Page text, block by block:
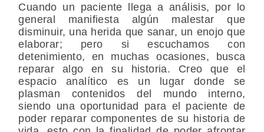
Cuando un paciente llega a análisis, por lo
general manifiesta algún malestar que
disminuir, una herida que sanar, un enojo que
elaborar; pero si escuchamos con
detenimiento, en muchas ocasiones, busca
reparar algo en su historia. Creo que el
espacio analítico es un lugar donde se
plasman contenidos del mundo interno,
siendo una oportunidad para el paciente de
poder reparar componentes de su historia de